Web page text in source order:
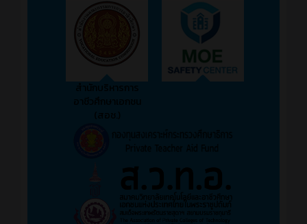
สำนักบริหารการ
อาชีวศึกษาเอกชน
(สอช.)